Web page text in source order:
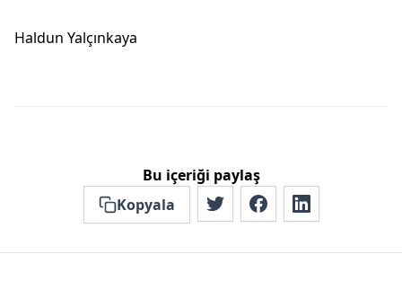
Haldun Yalçınkaya
Bu içeriği paylaş
Kopyala